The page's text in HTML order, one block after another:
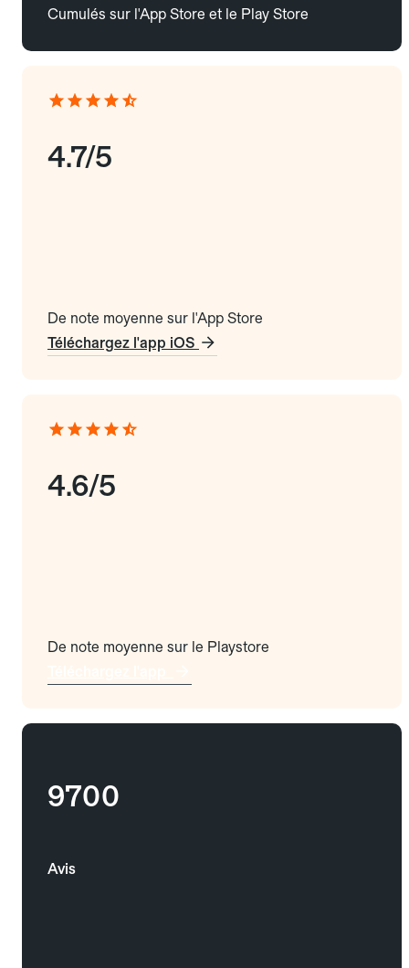
Cumulés sur l'App Store et le Play Store
4.7/5
De note moyenne sur l'App Store
Téléchargez l'app iOS
4.6/5
De note moyenne sur le Playstore
9700
Avis